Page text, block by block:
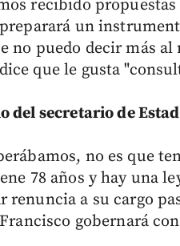
recibido
un
no puedo decir más
que le gusta
del secretario de
no es que
78 años y hay una
renuncia a su cargo
gobernará